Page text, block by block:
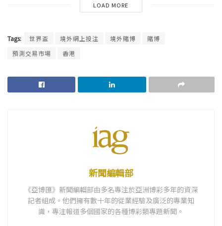
LOAD MORE
Tags: 世界盃 境外網上投注 境外賭博
賭博
預測交易市場
香港
新聞編輯部
《亞博匯》新聞編輯部由多名專注於亞洲博彩多年的資深
記者組成。他們擁有數十年的從業經驗及廣泛的專業知
識，專注報道多個國家的各種博彩類專題新聞。